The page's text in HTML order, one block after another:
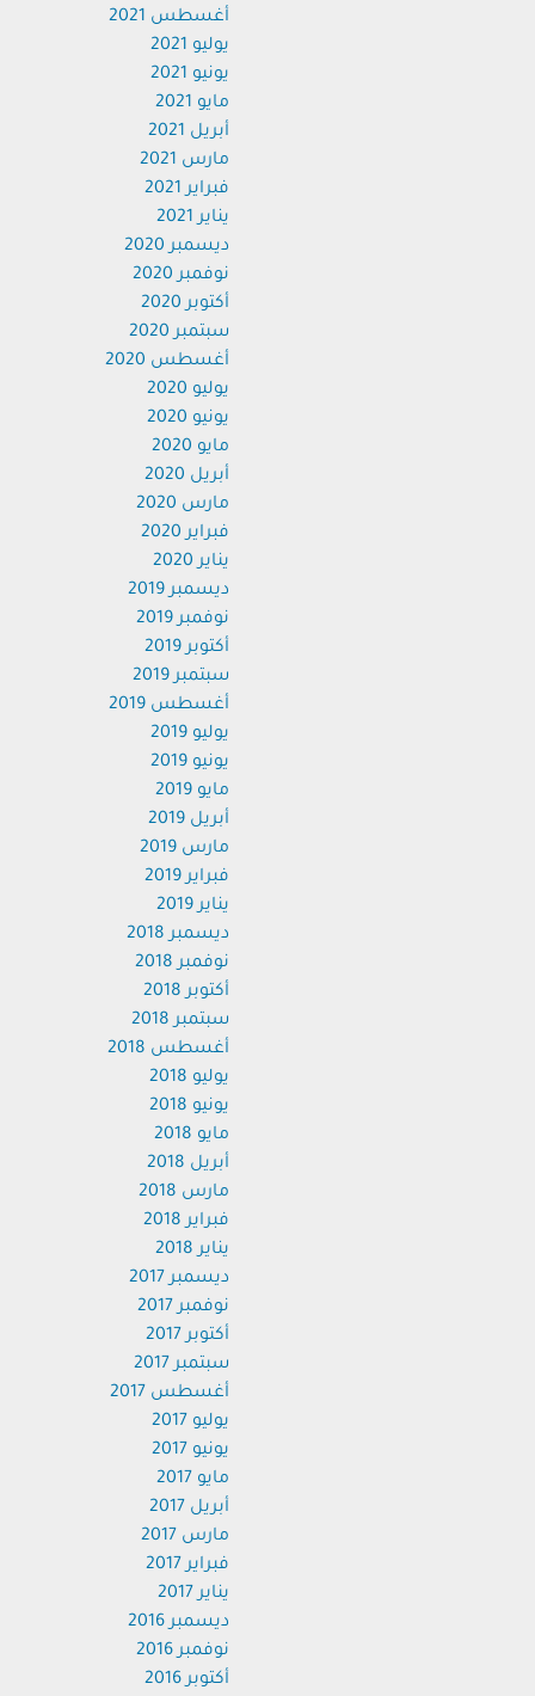
أغسطس 2021
يوليو 2021
يونيو 2021
مايو 2021
أبريل 2021
مارس 2021
فبراير 2021
يناير 2021
ديسمبر 2020
نوفمبر 2020
أكتوبر 2020
سبتمبر 2020
أغسطس 2020
يوليو 2020
يونيو 2020
مايو 2020
أبريل 2020
مارس 2020
فبراير 2020
يناير 2020
ديسمبر 2019
نوفمبر 2019
أكتوبر 2019
سبتمبر 2019
أغسطس 2019
يوليو 2019
يونيو 2019
مايو 2019
أبريل 2019
مارس 2019
فبراير 2019
يناير 2019
ديسمبر 2018
نوفمبر 2018
أكتوبر 2018
سبتمبر 2018
أغسطس 2018
يوليو 2018
يونيو 2018
مايو 2018
أبريل 2018
مارس 2018
فبراير 2018
يناير 2018
ديسمبر 2017
نوفمبر 2017
أكتوبر 2017
سبتمبر 2017
أغسطس 2017
يوليو 2017
يونيو 2017
مايو 2017
أبريل 2017
مارس 2017
فبراير 2017
يناير 2017
ديسمبر 2016
نوفمبر 2016
أكتوبر 2016